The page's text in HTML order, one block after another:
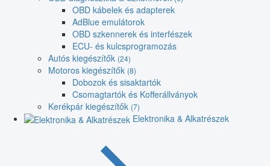
OBD kábelek és adapterek
AdBlue emulátorok
OBD szkennerek és interfészek
ECU- és kulcsprogramozás
Autós kiegészítők (24)
Motoros kiegészítők (8)
Dobozok és sisaktartók
Csomagtartók és Kofferállványok
Kerékpár kiegészítők (7)
Elektronika & Alkatrészek